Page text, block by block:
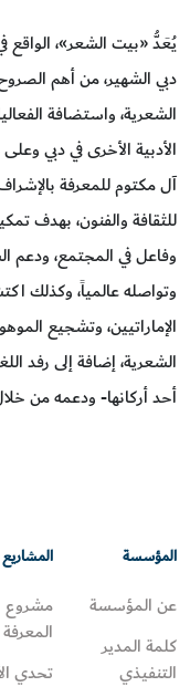
يُعَدُّ «بيت الشعر»،
دبي الشهير، من أهم
الشعرية، واستضافة
الأدبية الأخرى في دبي
آل مكتوم للمعرفة
للثقافة والفنون، بهدف
وفاعل في المجتمع، ودعم
وتواصله عالمياً، وكذلك
الإماراتيين، وتشجيع
الشعرية، إضافة إلى رفد
أحد أركانها- ودعمه من
المؤسسة
عن المؤسسة
كلمة المدير
التنفيذي
المشاريع
مشروع
المعرفة
تحدي